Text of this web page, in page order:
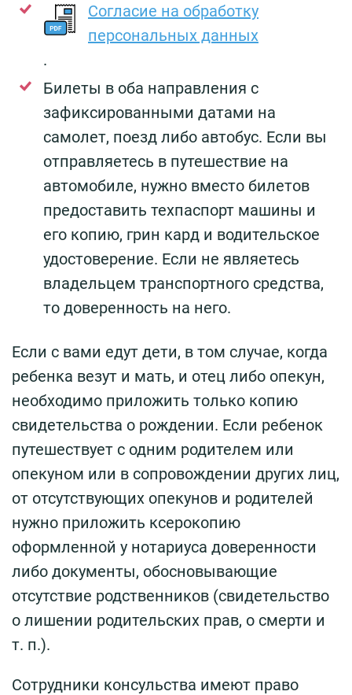
Согласие на обработку
персональных данных
.
Билеты в оба направления с
зафиксированными датами на
самолет, поезд либо автобус. Если вы
отправляетесь в путешествие на
автомобиле, нужно вместо билетов
предоставить техпаспорт машины и
его копию, грин кард и водительское
удостоверение. Если не являетесь
владельцем транспортного средства,
то доверенность на него.
Если с вами едут дети, в том случае, когда
ребенка везут и мать, и отец либо опекун,
необходимо приложить только копию
свидетельства о рождении. Если ребенок
путешествует с одним родителем или
опекуном или в сопровождении других лиц,
от отсутствующих опекунов и родителей
нужно приложить ксерокопию
оформленной у нотариуса доверенности
либо документы, обосновывающие
отсутствие родственников (свидетельство
о лишении родительских прав, о смерти и
т. п.).
Сотрудники консульства имеют право